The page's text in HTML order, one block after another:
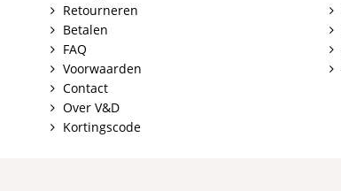
Retourneren
Betalen
FAQ
Voorwaarden
Contact
Over V&D
Kortingscode